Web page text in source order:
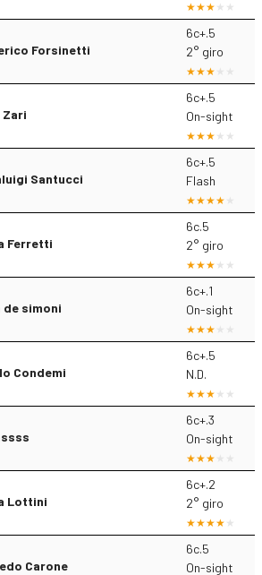
Forsinetti
6c+.5
2° giro
Zari
6c+.5
On-sight
Santucci
6c+.5
Flash
Ferretti
6c.5
2° giro
de simoni
6c+.1
On-sight
Condemi
6c+.5
N.D.
6c+.3
On-sight
Lottini
6c+.2
2° giro
Carone
6c.5
On-sight